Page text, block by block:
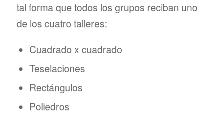
tal forma que todos los grupos reciban uno
de los cuatro talleres:
Cuadrado x cuadrado
Teselaciones
Rectángulos
Poliedros